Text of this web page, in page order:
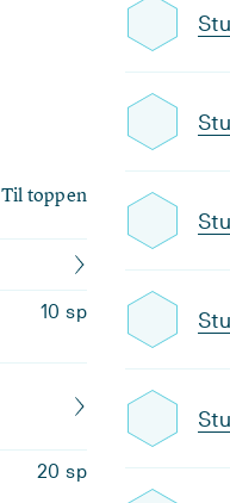
Til toppen
10 sp
20 sp